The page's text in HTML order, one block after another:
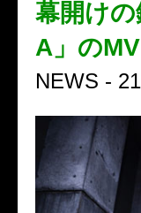
幕開け
A」の
NEWS -